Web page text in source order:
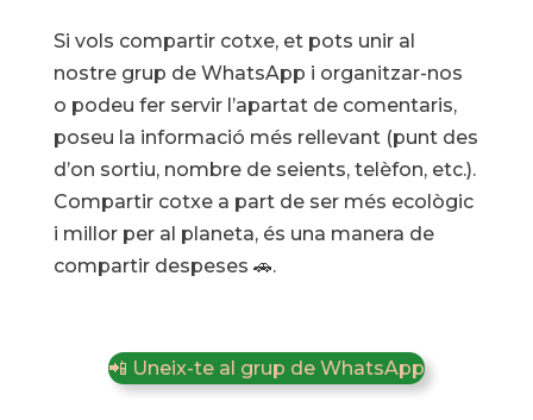
Si vols compartir cotxe, et pots unir al
nostre grup de WhatsApp i organitzar-nos
o podeu fer servir l’apartat de comentaris,
poseu la informació més rellevant (punt des
d’on sortiu, nombre de seients, telèfon, etc.).
Compartir cotxe a part de ser més ecològic
i millor per al planeta, és una manera de
compartir despeses 🚗.
📲 Uneix-te al grup de WhatsApp